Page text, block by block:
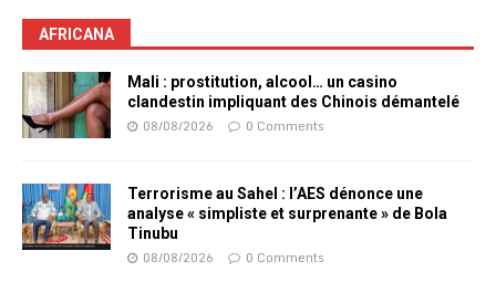
AFRICANA
Mali : prostitution, alcool… un casino
clandestin impliquant des Chinois démantelé
08/08/2026 0 Comments
Terrorisme au Sahel : l’AES dénonce une
analyse « simpliste et surprenante » de Bola
Tinubu
08/08/2026 0 Comments